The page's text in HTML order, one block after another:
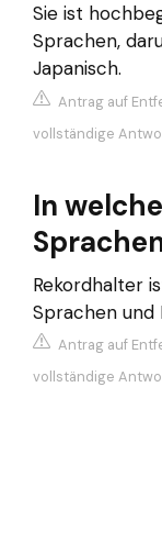
Sie ist
Sprachen,
Japanisch.
Antrag auf
vollständige
In
Rekordhalter
Sprachen und
Antrag auf
vollständige